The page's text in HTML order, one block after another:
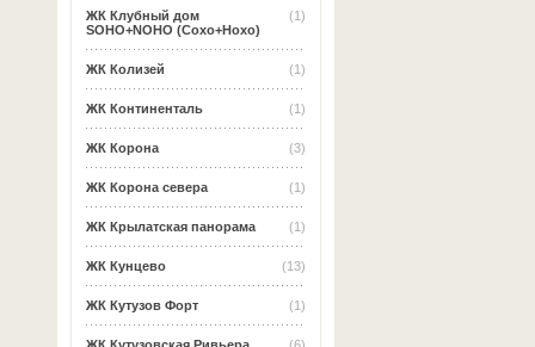
(1)
ЖК Клубный дом
SOHO+NOHO (Сохо+Нохо)
(1)
ЖК Колизей
(1)
ЖК Континенталь
(3)
ЖК Корона
(1)
ЖК Корона севера
(1)
ЖК Крылатская панорама
(13)
ЖК Кунцево
(1)
ЖК Кутузов Форт